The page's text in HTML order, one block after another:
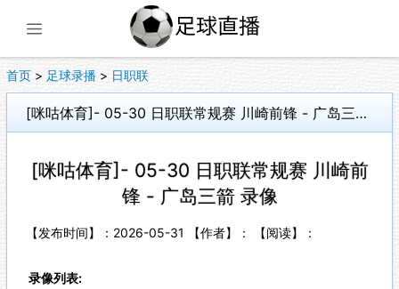
首页 > 足球录播 > 日职联
[咪咕体育]- 05-30 日职联常规赛 川崎前锋 - 广岛三箭 录像
[咪咕体育]- 05-30 日职联常规赛 川崎前
锋 - 广岛三箭 录像
【发布时间】：2026-05-31 【作者】： 【阅读】：
录像列表: